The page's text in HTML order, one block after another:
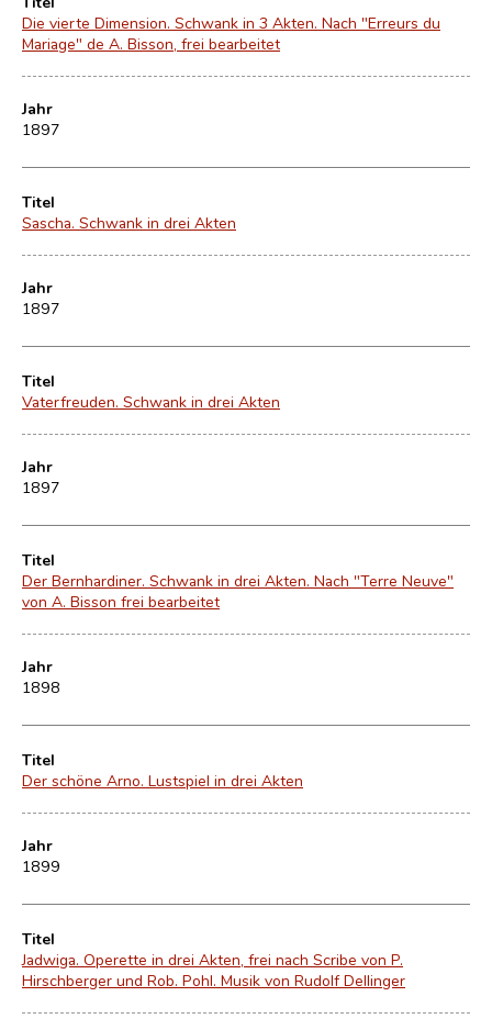
Die vierte Dimension. Schwank in 3 Akten. Nach "Erreurs du
Mariage" de A. Bisson, frei bearbeitet
Jahr
1897
Titel
Sascha. Schwank in drei Akten
Jahr
1897
Titel
Vaterfreuden. Schwank in drei Akten
Jahr
1897
Titel
Der Bernhardiner. Schwank in drei Akten. Nach "Terre Neuve"
von A. Bisson frei bearbeitet
Jahr
1898
Titel
Der schöne Arno. Lustspiel in drei Akten
Jahr
1899
Titel
Jadwiga. Operette in drei Akten, frei nach Scribe von P.
Hirschberger und Rob. Pohl. Musik von Rudolf Dellinger